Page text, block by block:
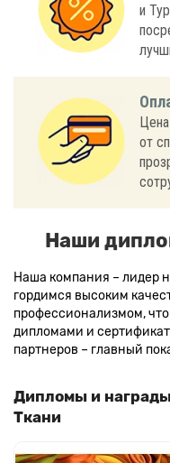
и
от
Наши
Наша компания – лидер
гордимся высоким
профессионализмом,
дипломами и
партнеров – главный
Дипломы и
Ткани